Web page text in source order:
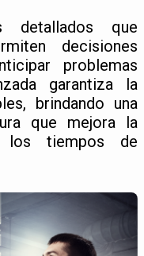
detallados que
decisiones
problemas
garantiza la
brindando una
que mejora la
los tiempos de